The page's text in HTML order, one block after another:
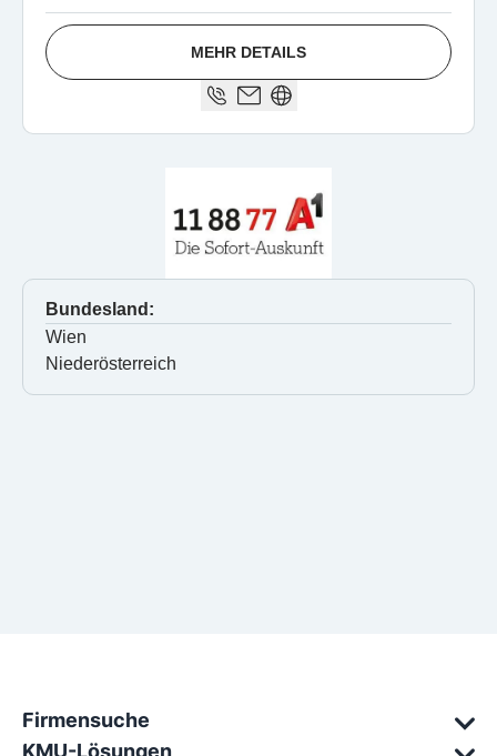
MEHR DETAILS
Bundesland:
Wien
Niederösterreich
Firmensuche
KMU-Lösungen